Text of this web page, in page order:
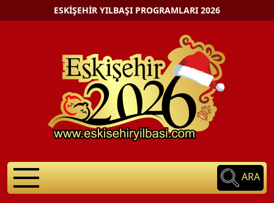
ESKIŞEHIR YILBAŞI PROGRAMLARI 2026
ARA